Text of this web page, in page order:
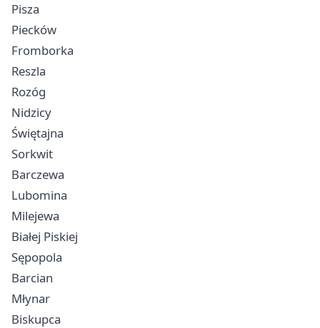
Pisza
Piecków
Fromborka
Reszla
Rozóg
Nidzicy
Świętajna
Sorkwit
Barczewa
Lubomina
Milejewa
Białej Piskiej
Sępopola
Barcian
Młynar
Biskupca